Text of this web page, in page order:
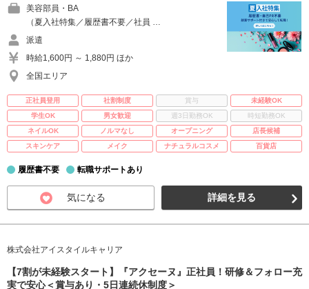
美容部員・BA
（夏入社特集／履歴書不要／社員 …
派遣
時給1,600円 ～ 1,880円 ほか
全国エリア
正社員登用 社割制度 賞与
未経験OK
学生OK
男女歓迎 週3日勤務OK
時短勤務OK
ネイルOK
ノルマなし オープニング
店長候補
スキンケア
メイク ナチュラルコスメ 百貨店
履歴書不要 転職サポートあり
気になる 詳細を見る
株式会社アイスタイルキャリア
【7割が未経験スタート】『アクセーヌ』正社員！研修＆フォロー充
実で安心＜賞与あり・5日連続休制度＞